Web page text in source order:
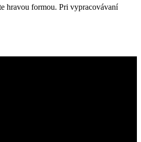
hravou formou. Pri vypracovávaní